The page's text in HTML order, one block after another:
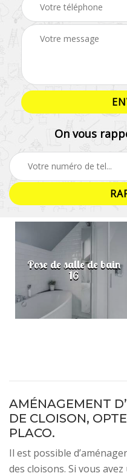
On vous
Pose de salle de bain
16
AMÉNAGEMENT
DE CLOISON,
PLACO.
Il est possible
des cloisons. Si vous